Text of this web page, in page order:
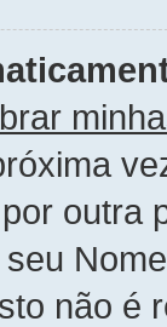
outra
não é